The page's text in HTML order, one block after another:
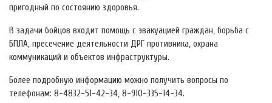
пригодный по состоянию здоровья.
В задачи бойцов входит помощь с эвакуацией граждан, борьба с
БПЛА, пресечение деятельности ДРГ противника, охрана
коммуникаций и объектов инфраструктуры.
Более подробную информацию можно получить вопросы по
телефонам: 8-4832-51-42-34, 8-910-335-14-34.